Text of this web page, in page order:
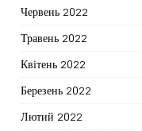
Червень 2022
Травень 2022
Квітень 2022
Березень 2022
Лютий 2022